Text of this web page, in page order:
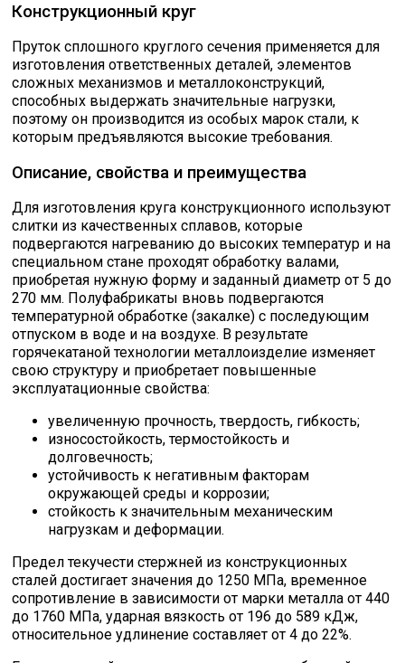
Конструкционный круг
Пруток сплошного круглого сечения применяется для
изготовления ответственных деталей, элементов
сложных механизмов и металлоконструкций,
способных выдержать значительные нагрузки,
поэтому он производится из особых марок стали, к
которым предъявляются высокие требования.
Описание, свойства и преимущества
Для изготовления круга конструкционного используют
слитки из качественных сплавов, которые
подвергаются нагреванию до высоких температур и на
специальном стане проходят обработку валами,
приобретая нужную форму и заданный диаметр от 5 до
270 мм. Полуфабрикаты вновь подвергаются
температурной обработке (закалке) с последующим
отпуском в воде и на воздухе. В результате
горячекатаной технологии металлоизделие изменяет
свою структуру и приобретает повышенные
эксплуатационные свойства:
увеличенную прочность, твердость, гибкость;
износостойкость, термостойкость и
долговечность;
устойчивость к негативным факторам
окружающей среды и коррозии;
стойкость к значительным механическим
нагрузкам и деформации.
Предел текучести стержней из конструкционных
сталей достигает значения до 1250 МПа, временное
сопротивление в зависимости от марки металла от 440
до 1760 МПа, ударная вязкость от 196 до 589 кДж,
относительное удлинение составляет от 4 до 22%.